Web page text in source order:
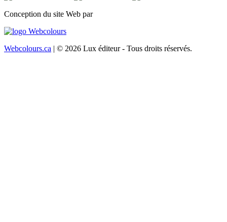
Conception du site Web par
Webcolours.ca | © 2026 Lux éditeur - Tous droits réservés.